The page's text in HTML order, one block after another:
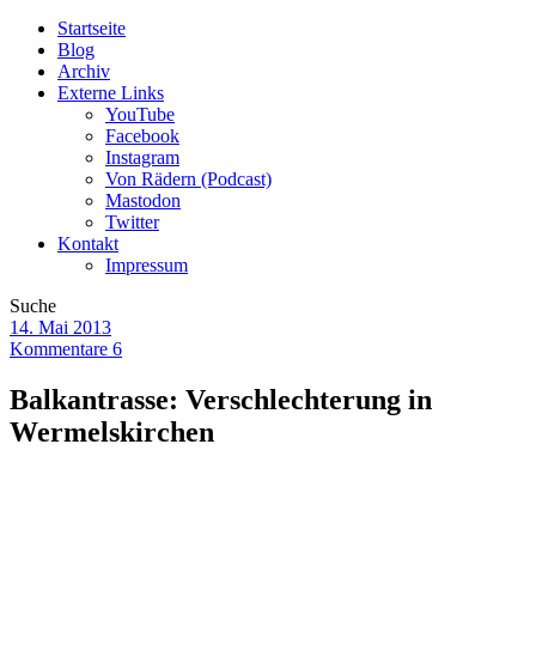
Startseite
Blog
Archiv
Externe Links
YouTube
Facebook
Instagram
Von Rädern (Podcast)
Mastodon
Twitter
Kontakt
Impressum
Suche
14. Mai 2013
Kommentare 6
Balkantrasse: Verschlechterung in
Wermelskirchen